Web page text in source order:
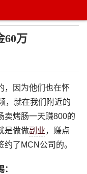
60万
，因为他们也在怀
，就在我们附近的
卖烤肠一天赚800的
是做做副业，赚点
了MCN公司的。